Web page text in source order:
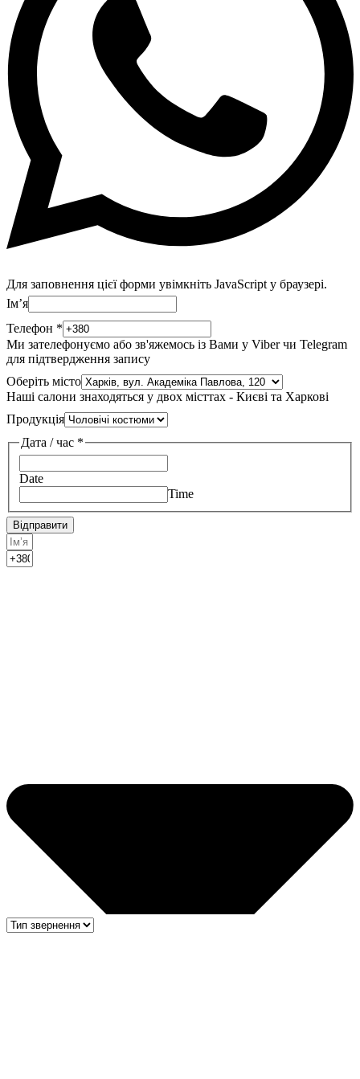
Для заповнення цієї форми увімкніть JavaScript у браузері.
Імʼя
Телефон *
Ми зателефонуємо або зв'яжемось із Вами у Viber чи Telegram
для підтвердження запису
Оберіть місто
Наші салони знаходяться у двох місттах - Києві та Харкові
Продукція
Дата / час *
Date
Time
Відправити